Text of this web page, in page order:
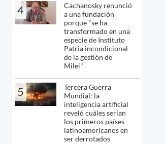
4
Cachanosky renunció
a una fundación
porque "se ha
transformado en una
especie de Instituto
Patria incondicional
de la gestión de
Milei"
5
Tercera Guerra
Mundial: la
inteligencia artificial
reveló cuáles serían
los primeros países
latinoamericanos en
ser derrotados